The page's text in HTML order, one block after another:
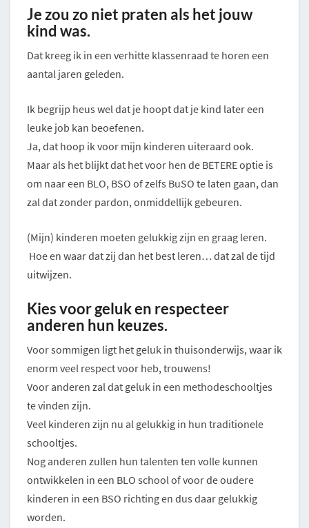
Je zou zo niet praten als het jouw
kind was.
Dat kreeg ik in een verhitte klassenraad te horen een
aantal jaren geleden.
Ik begrijp heus wel dat je hoopt dat je kind later een
leuke job kan beoefenen.
Ja, dat hoop ik voor mijn kinderen uiteraard ook.
Maar als het blijkt dat het voor hen de BETERE optie is
om naar een BLO, BSO of zelfs BuSO te laten gaan, dan
zal dat zonder pardon, onmiddellijk gebeuren.
(Mijn) kinderen moeten gelukkig zijn en graag leren.
Hoe en waar dat zij dan het best leren… dat zal de tijd
uitwijzen.
Kies voor geluk en respecteer
anderen hun keuzes.
Voor sommigen ligt het geluk in thuisonderwijs, waar ik
enorm veel respect voor heb, trouwens!
Voor anderen zal dat geluk in een methodeschooltjes
te vinden zijn.
Veel kinderen zijn nu al gelukkig in hun traditionele
schooltjes.
Nog anderen zullen hun talenten ten volle kunnen
ontwikkelen in een BLO school of voor de oudere
kinderen in een BSO richting en dus daar gelukkig
worden.